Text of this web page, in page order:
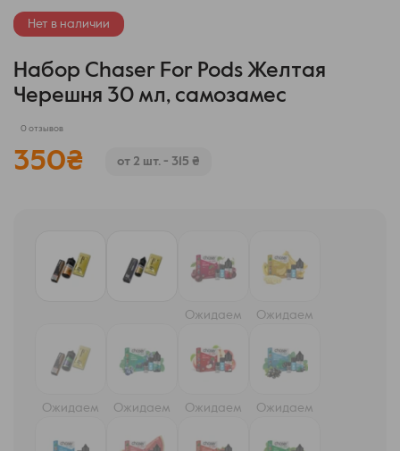
Нет в наличии
Набор Chaser For Pods Желтая
Черешня 30 мл, самозамес
0 отзывов
350₴ от 2 шт. - 315 ₴
Ожидаем Ожидаем
Ожидаем Ожидаем Ожидаем Ожидаем